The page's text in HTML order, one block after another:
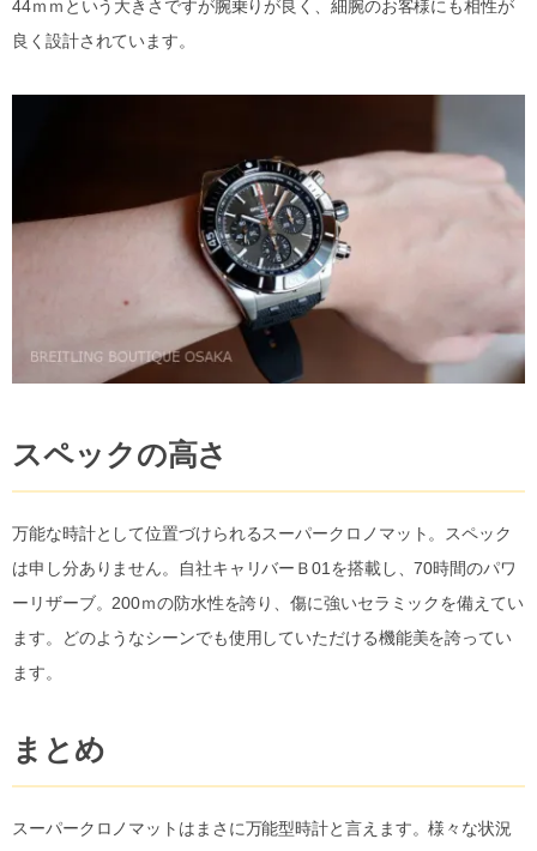
44ｍｍという大きさですが腕乗りが良く、細腕のお客様にも相性が
良く設計されています。
スペックの高さ
万能な時計として位置づけられるスーパークロノマット。スペック
は申し分ありません。自社キャリバーＢ01を搭載し、70時間のパワ
ーリザーブ。200ｍの防水性を誇り、傷に強いセラミックを備えてい
ます。どのようなシーンでも使用していただける機能美を誇ってい
ます。
まとめ
スーパークロノマットはまさに万能型時計と言えます。様々な状況